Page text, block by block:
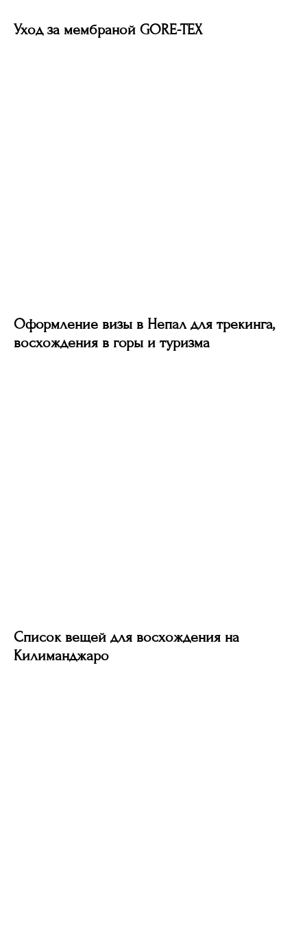
Уход за мембраной GORE-TEX
Оформление визы в Непал для трекинга,
восхождения в горы и туризма
Список вещей для восхождения на
Килиманджаро